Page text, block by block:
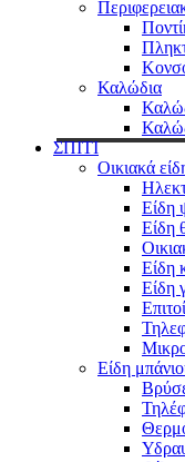
Καλώδια
ΣΠΙΤΙ
Οικιακά
Είδη
Είδη
Είδη
Είδη
Είδη